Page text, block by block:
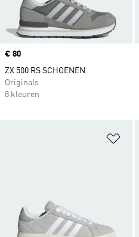
Price
€ 80
ZX 500 RS SCHOENEN
Originals
8 kleuren